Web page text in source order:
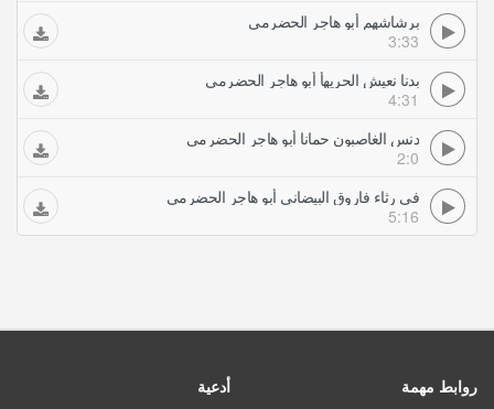
برشاشهم أبو هاجر الحضرمي
3:33
بدنا نعيش الحريهأ أبو هاجر الحضرمي
4:31
دنس الغاصبون حمانا أبو هاجر الحضرمي
2:0
في رثاء فاروق البيضاني أبو هاجر الحضرمي
5:16
روابط مهمة
أدعية